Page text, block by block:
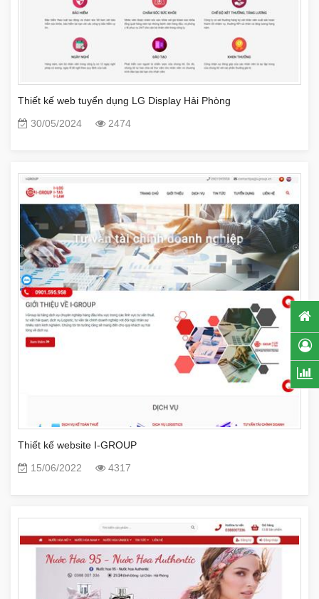
Thiết kế web tuyển dụng LG Display Hải Phòng
30/05/2024
2474
Thiết kế website I-GROUP
15/06/2022
4317